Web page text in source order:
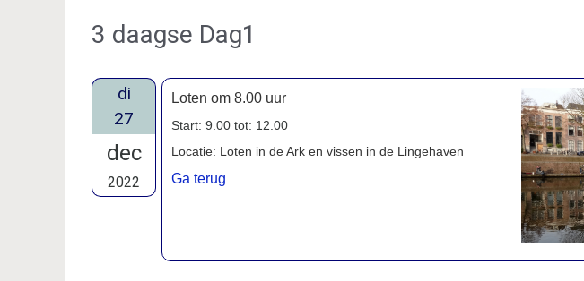
3 daagse Dag1
di
27
dec
2022
Loten om 8.00 uur
Start: 9.00 tot: 12.00
Locatie: Loten in de Ark en vissen in de Lingehaven
Ga terug